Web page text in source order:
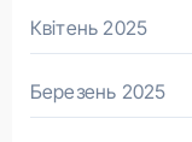
Квітень 2025
Березень 2025